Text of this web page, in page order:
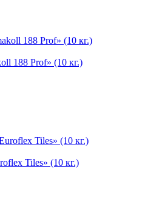
188 Prof» (10 кг.)
Tiles» (10 кг.)